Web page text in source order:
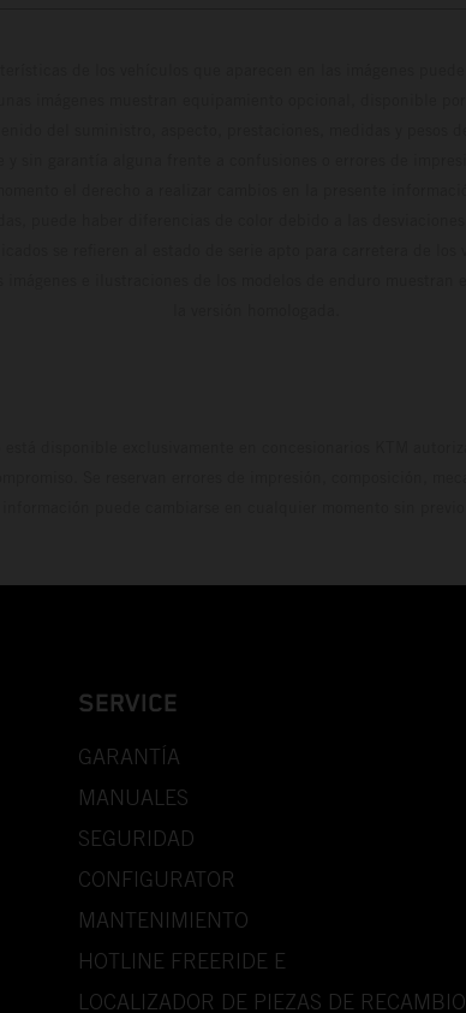
SERVICE
GARANTÍA
MANUALES
SEGURIDAD
CONFIGURATOR
MANTENIMIENTO
HOTLINE FREERIDE E
LOCALIZADOR DE PIEZAS DE RECAMBIO